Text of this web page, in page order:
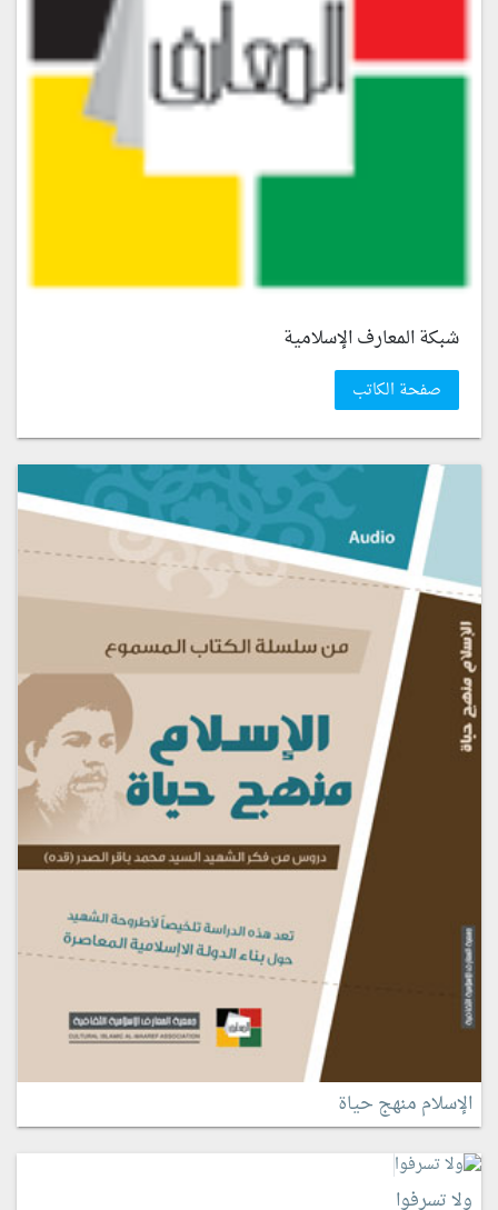
شبكة المعارف الإسلامية
صفحة الكاتب
الإسلام منهج حياة
ولا تسرفوا